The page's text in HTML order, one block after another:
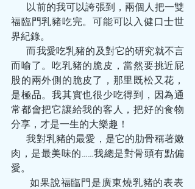
福臨門乳豬吃完。可能可以入健口士世
界紀錄。
        而我愛吃乳豬的及對它的研究就不言
而喻了。吃乳豬的脆皮，當然要挑近屁
股的兩外側的脆皮了，那里既松又花，
是極品。我其實也很少吃得到，因為通
常都會把它讓給我的客人，把好的食物
分享，才是一生的大樂趣！
        我對乳豬的最愛，是它的肋骨稱著嫩
肉，是最美味的……我總是對骨頭有點偏
愛。